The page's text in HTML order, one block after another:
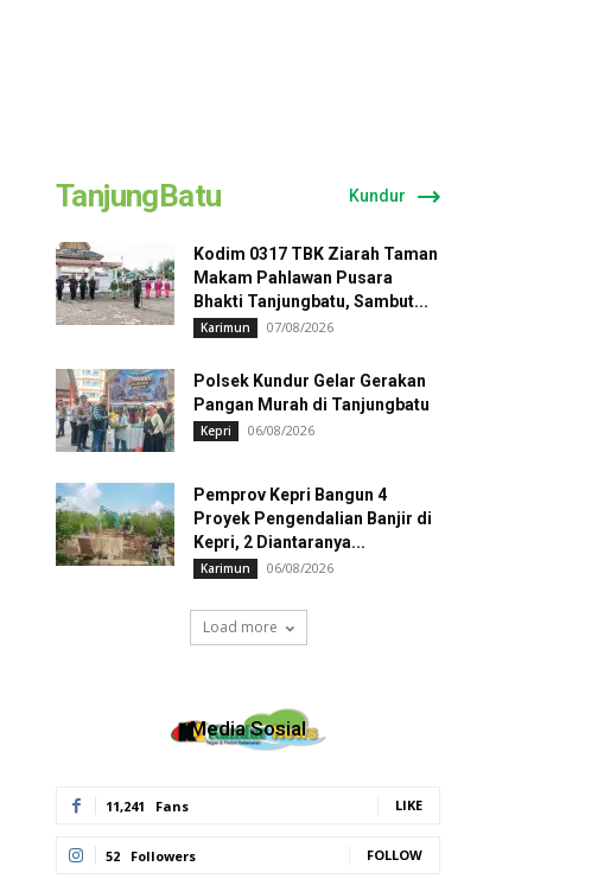
TanjungBatu Kundur
Kodim 0317 TBK Ziarah Taman
Makam Pahlawan Pusara
Bhakti Tanjungbatu, Sambut...
Karimun 07/08/2026
Polsek Kundur Gelar Gerakan
Pangan Murah di Tanjungbatu
Kepri 06/08/2026
Pemprov Kepri Bangun 4
Proyek Pengendalian Banjir di
Kepri, 2 Diantaranya...
Karimun 06/08/2026
Load more
Media Sosial
11,241 Fans LIKE
52 Followers FOLLOW